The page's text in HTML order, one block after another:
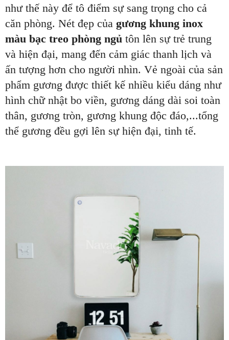
như thế này để tô điểm sự sang trọng cho cả
căn phòng. Nét đẹp của gương khung inox
màu bạc treo phòng ngủ tôn lên sự trẻ trung
và hiện đại, mang đến cảm giác thanh lịch và
ấn tượng hơn cho người nhìn. Vẻ ngoài của sản
phẩm gương được thiết kế nhiều kiểu dáng như
hình chữ nhật bo viền, gương dáng dài soi toàn
thân, gương tròn, gương khung độc đáo,...tổng
thể gương đều gợi lên sự hiện đại, tinh tế.